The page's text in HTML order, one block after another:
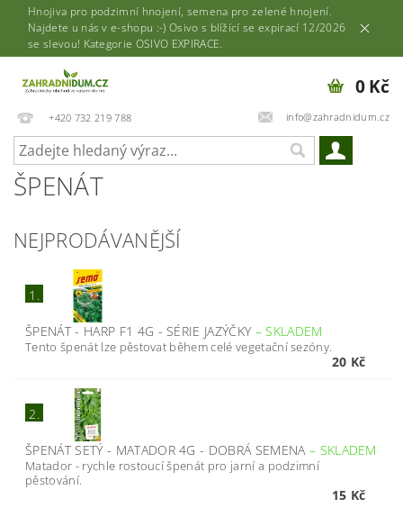
Hnojiva pro podzimní hnojení, semena pro zelené hnojení.
Najdete u nás v e-shopu :-) Osivo s blížící se expirací 12/2026
se slevou! Kategorie OSIVO EXPIRACE.
+420 732 219 788 info@zahradnidum.cz
0 Kč
ŠPENÁT
NEJPRODÁVANĚJŠÍ
1.
ŠPENÁT - HARP F1 4G - SÉRIE JAZÝČKY –SKLADEM
Tento špenát lze pěstovat během celé vegetační sezóny.
20 Kč
2.
ŠPENÁT SETÝ - MATADOR 4G - DOBRÁ SEMENA – SKLADEM
Matador - rychle rostoucí špenát pro jarní a podzimní
pěstování.
15 Kč